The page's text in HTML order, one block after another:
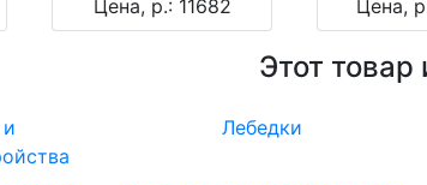
Цена, р.: 11682
Цена,
Этот товар
Лебедки